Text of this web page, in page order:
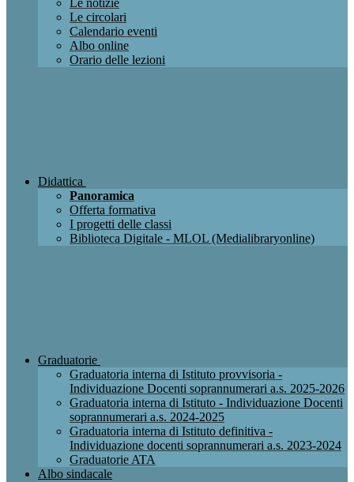
Le notizie
Le circolari
Calendario eventi
Albo online
Orario delle lezioni
Didattica
Panoramica
Offerta formativa
I progetti delle classi
Biblioteca Digitale - MLOL (Medialibraryonline)
Graduatorie
Graduatoria interna di Istituto provvisoria -
Individuazione Docenti soprannumerari a.s. 2025-2026
Graduatoria interna di Istituto - Individuazione Docenti
soprannumerari a.s. 2024-2025
Graduatoria interna di Istituto definitiva -
Individuazione docenti soprannumerari a.s. 2023-2024
Graduatorie ATA
Albo sindacale